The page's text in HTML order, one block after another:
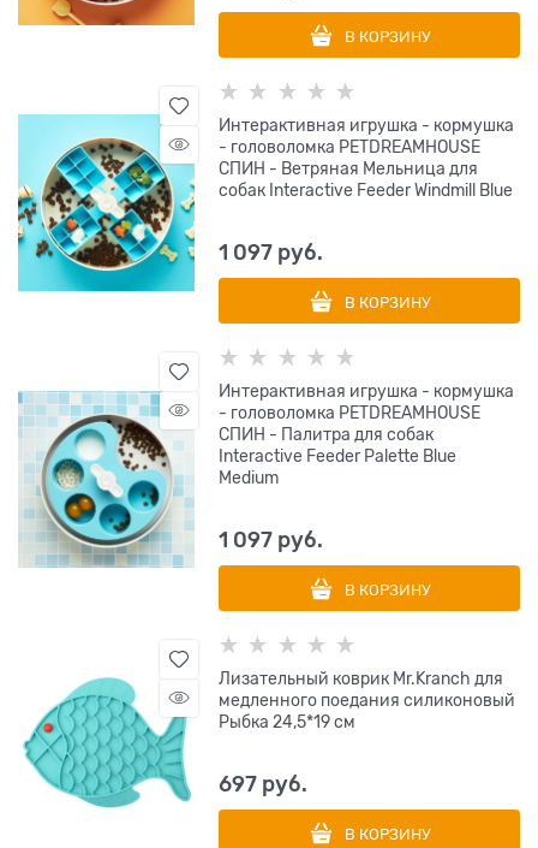
В КОРЗИНУ
Интерактивная игрушка - кормушка
- головоломка PETDREAMHOUSE
СПИН - Ветряная Мельница для
собак Interactive Feeder Windmill Blue
1 097 руб.
В КОРЗИНУ
Интерактивная игрушка - кормушка
- головоломка PETDREAMHOUSE
СПИН - Палитра для собак
Interactive Feeder Palette Blue
Medium
1 097 руб.
В КОРЗИНУ
Лизательный коврик Mr.Kranch для
медленного поедания силиконовый
Рыбка 24,5*19 см
697 руб.
В КОРЗИНУ